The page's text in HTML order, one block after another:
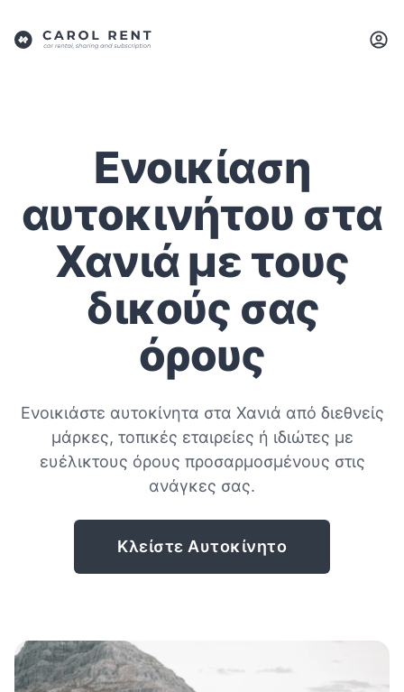
Ενοικίαση
αυτοκινήτου στα
Χανιά με τους
δικούς σας
όρους
Ενοικιάστε αυτοκίνητα στα Χανιά από διεθνείς
μάρκες, τοπικές εταιρείες ή ιδιώτες με
ευέλικτους όρους προσαρμοσμένους στις
ανάγκες σας.
Κλείστε Αυτοκίνητο